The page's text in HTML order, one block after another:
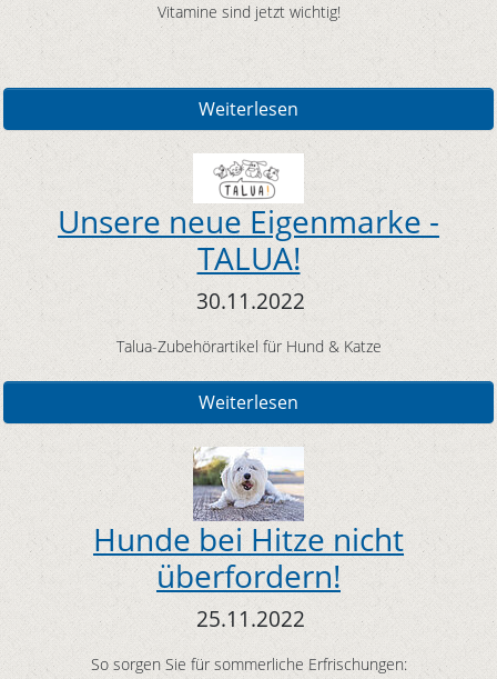
Vitamine sind jetzt wichtig!
Weiterlesen
Unsere neue Eigenmarke -
TALUA!
30.11.2022
Talua-Zubehörartikel für Hund & Katze
Weiterlesen
Hunde bei Hitze nicht
überfordern!
25.11.2022
So sorgen Sie für sommerliche Erfrischungen: